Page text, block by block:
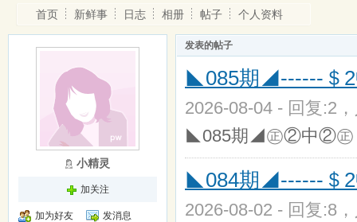
首页 新鲜事 日志 相册 帖子 个人资料
小精灵
加关注
加为好友
发消息
发表的帖子
◣085期◢------＄2
2026-08-04 - 回复:2
◣085期◢㊣②中②㊣
◣084期◢------＄2
2026-08-02 - 回复:8